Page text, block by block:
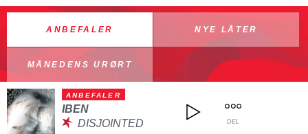
ANBEFALER NYE LÅTER
MÅNEDENS URØRT
ANBEFALER
IBEN
DISJOINTED
DEL